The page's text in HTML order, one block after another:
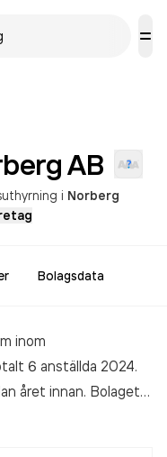
AB
i Norberg
Bolagsdata
inom
6 anställda 2024.
året innan. Bolaget